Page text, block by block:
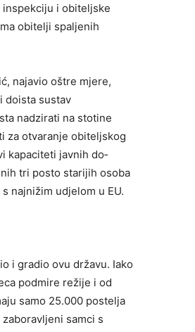
inspekciju i obiteljske
obitelji spaljenih
najavio oštre mjere,
doista sustav
nadzirati na stotine
za otvaranje obiteljskog
kapaciteti javnih do­
tri posto starijih osoba
najnižim udjelom u EU.
i gradio ovu državu. Iako
podmire režije i od
samo 25.000 postelja
samci s